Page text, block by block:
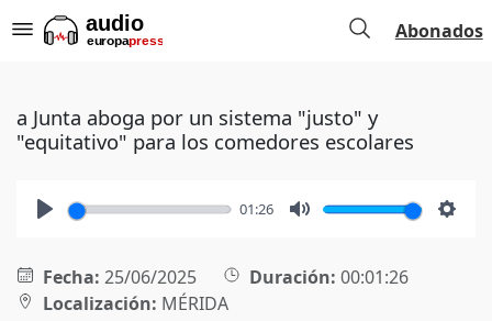
Abonados
a Junta aboga por un sistema "justo" y
"equitativo" para los comedores escolares
01:26
Fecha: 25/06/2025 Duración: 00:01:26
Localización: MÉRIDA